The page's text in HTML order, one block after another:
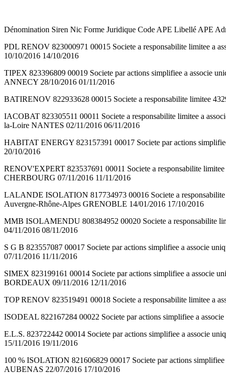
Dénomination Siren Nic Forme Juridique Code APE Libellé APE
PDL RENOV 823000971 00015 Societe a responsabilite limitee a
10/10/2016 14/10/2016
TIPEX 823396809 00019 Societe par actions simplifiee a associe
ANNECY 28/10/2016 01/11/2016
BATIRENOV 822933628 00015 Societe a responsabilite limitee
IACOBAT 823305511 00011 Societe a responsabilite limitee a
la-Loire NANTES 02/11/2016 06/11/2016
HABITAT ENERGY 823157391 00017 Societe par actions
20/10/2016
RENOV'EXPERT 823537691 00011 Societe a responsabilite
CHERBOURG 07/11/2016 11/11/2016
LALANDE ISOLATION 817734973 00016 Societe a
Auvergne-Rhône-Alpes GRENOBLE 14/01/2016 17/10/2016
MMB ISOLAMENDU 808384952 00020 Societe a responsabilite
04/11/2016 08/11/2016
S G B 823557087 00017 Societe par actions simplifiee a associe
07/11/2016 11/11/2016
SIMEX 823199161 00014 Societe par actions simplifiee a associe
BORDEAUX 09/11/2016 12/11/2016
TOP RENOV 823519491 00018 Societe a responsabilite limitee a
ISODEAL 822167284 00022 Societe par actions simplifiee a
E.L.S. 823722442 00014 Societe par actions simplifiee a associe
15/11/2016 19/11/2016
100 % ISOLATION 821606829 00017 Societe par actions
AUBENAS 22/07/2016 17/10/2016